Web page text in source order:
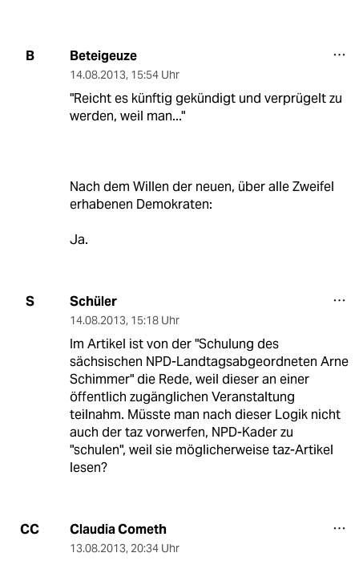
B Beteigeuze
14.08.2013, 15:54 Uhr
"Reicht es künftig gekündigt und verprügelt zu
werden, weil man..."
Nach dem Willen der neuen, über alle Zweifel
erhabenen Demokraten:
Ja.
S Schüler
14.08.2013, 15:18 Uhr
Im Artikel ist von der "Schulung des
sächsischen NPD-Landtagsabgeordneten Arne
Schimmer" die Rede, weil dieser an einer
öffentlich zugänglichen Veranstaltung
teilnahm. Müsste man nach dieser Logik nicht
auch der taz vorwerfen, NPD-Kader zu
"schulen", weil sie möglicherweise taz-Artikel
lesen?
CC Claudia Cometh
13.08.2013, 20:34 Uhr